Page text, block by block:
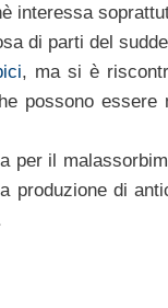
interessa
di parti del
, ma si è
possono essere
per il
produzione di